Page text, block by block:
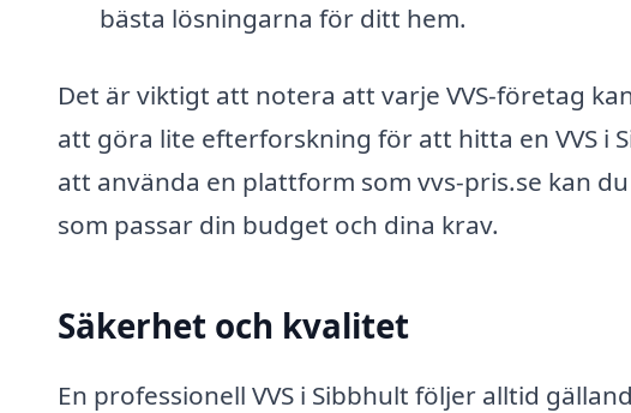
bästa lösningarna för ditt hem.
Det är viktigt att notera att varje VVS-företag
att göra lite efterforskning för att hitta en VVS i
att använda en plattform som vvs-pris.se kan
som passar din budget och dina krav.
Säkerhet och kvalitet
En professionell VVS i Sibbhult följer alltid